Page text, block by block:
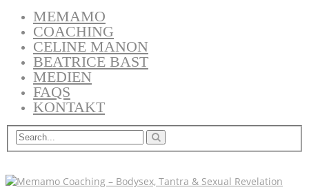
MEMAMO
COACHING
CELINE MANON
BEATRICE BAST
MEDIEN
FAQS
KONTAKT